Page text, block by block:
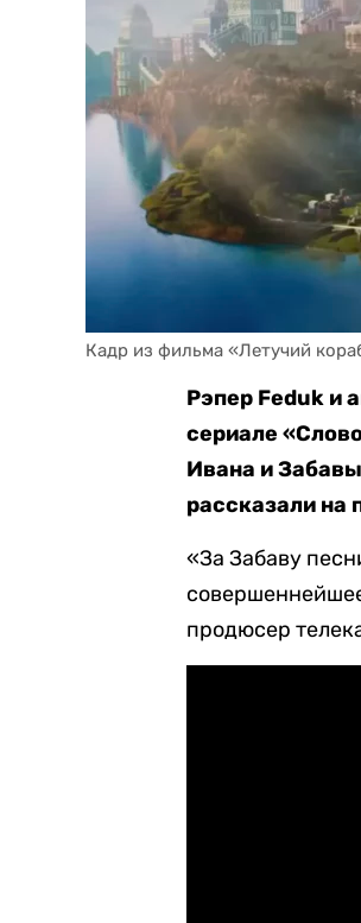
Кадр из фильма «Летучий
Рэпер Feduk и
сериале
Ивана и
рассказали
«За Забаву
продюсер